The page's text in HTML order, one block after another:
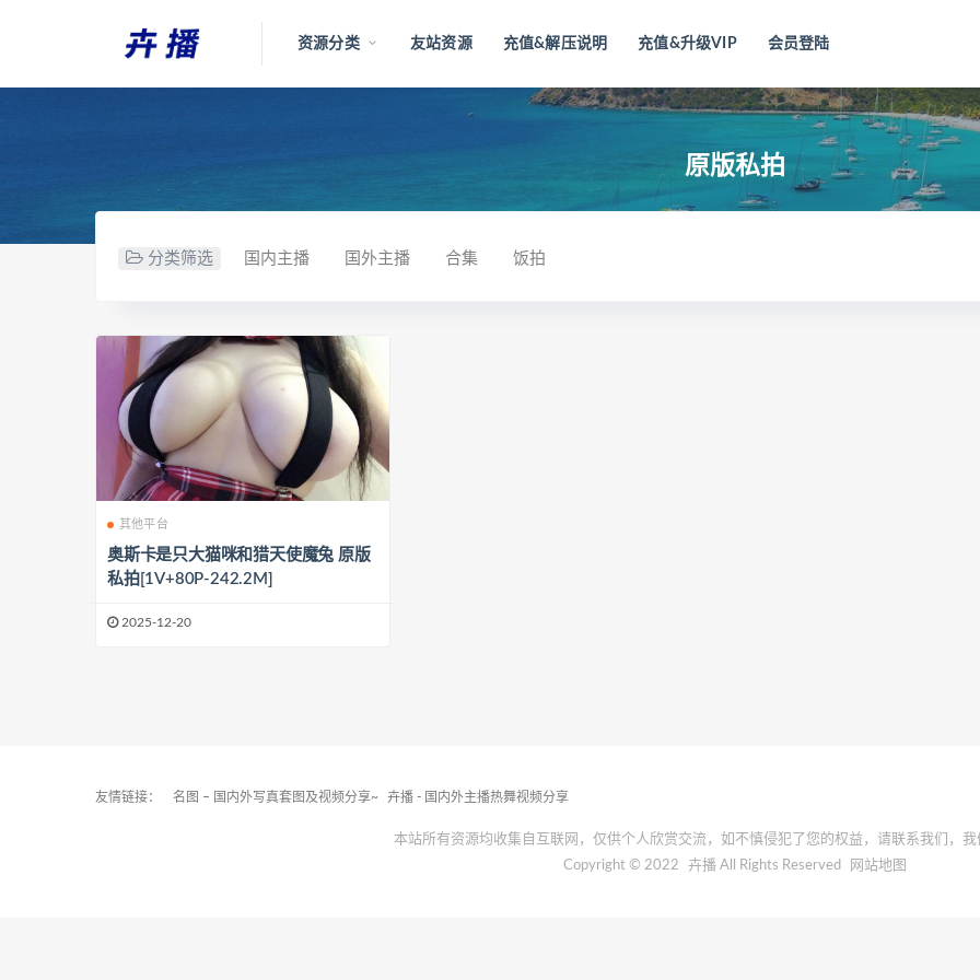
资源分类 友站资源 充值&解压说明 充值&升级VIP 会员登陆
原版私拍
分类筛选 国内主播 国外主播 合集 饭拍
其他平台
奥斯卡是只大猫咪和猎天使魔兔 原版
私拍[1V+80P-242.2M]
2025-12-20
友情链接： 名图 – 国内外写真套图及视频分享~ 卉播 - 国内外主播热舞视频分享
本站所有资源均收集自互联网，仅供个人欣赏交流，如不慎侵犯了您的权益，请联系我们，我
Copyright © 2022
卉播 All Rights Reserved 网站地图